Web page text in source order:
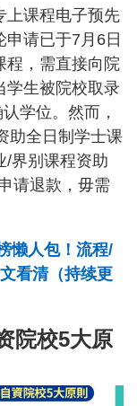
上课程电子预先
请已于7月6日
程，需直接向院
学生被院校取录
学位。然而，
助全日制学士课
/界别课程资助
请退款，毋需
懒人包！流程/
看清（持续更
院校5大原